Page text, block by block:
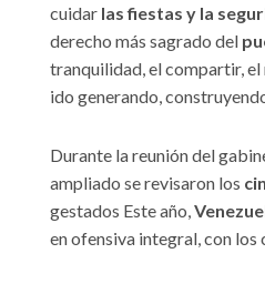
cuidar las fiestas y la
derecho más sagrado del
tranquilidad, el compartir, el
ido generando,
Durante la reunión del
ampliado se revisaron los
gestados Este año,
en ofensiva integral, con los